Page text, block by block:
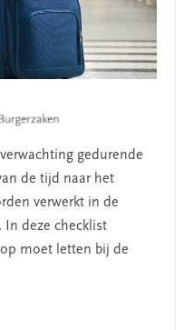
gedurende
de tijd naar het
verwerkt in de
In deze checklist
moet letten bij de